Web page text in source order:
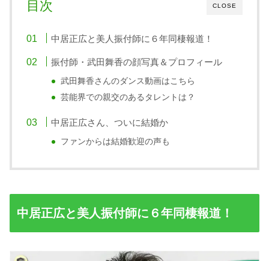
CLOSE
目次
中居正広と美人振付師に６年同棲報道！
振付師・武田舞香の顔写真＆プロフィール
武田舞香さんのダンス動画はこちら
芸能界での親交のあるタレントは？
中居正広さん、ついに結婚か
ファンからは結婚歓迎の声も
中居正広と美人振付師に６年同棲報道！